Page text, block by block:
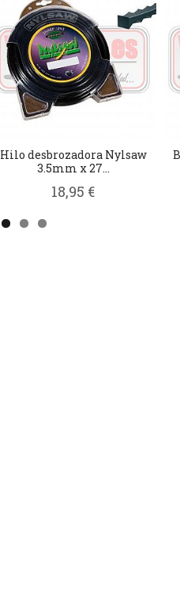
Hilo desbrozadora Nylsaw
3.5mm x 27...
18,95 €